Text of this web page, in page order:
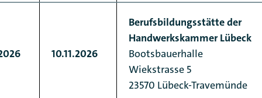
10.11.2026
Berufsbildungsstätte der
Handwerkskammer Lübeck
Bootsbauerhalle
Wiekstrasse 5
23570 Lübeck-Travemünde